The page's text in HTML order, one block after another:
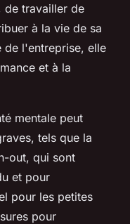
de travailler de
à la vie de sa
de l'entreprise, elle
et à la
mentale peut
tels que la
out, qui sont
et pour
pour les petites
pour